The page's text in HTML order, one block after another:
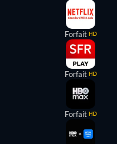
Forfait HD
Forfait HD
Forfait HD